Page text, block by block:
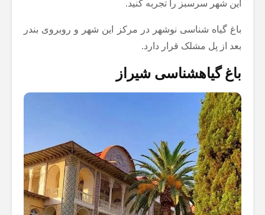
این شهر سرسبز را تجربه کنید.
باغ گیاه شناسی نوشهر در مرکز این شهر و روبروی بندر
بعد از پل مشلک قرار دارد.
باغ گیاهشناسی شیراز